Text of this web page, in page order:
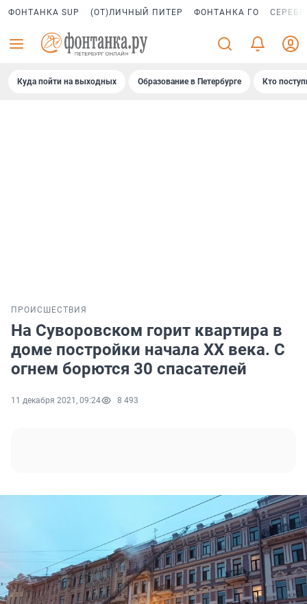
ФОНТАНКА SUP (ОТ)ЛИЧНЫЙ ПИТЕР ФОНТАНКА ГО
Куда пойти на выходных Образование в Петербурге Кто
ПРОИСШЕСТВИЯ
На Суворовском горит квартира в
доме постройки начала XX века. С
огнем борются 30 спасателей
11 декабря 2021, 09:24 8 493